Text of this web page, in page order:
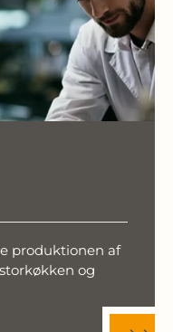
produktionen af
og